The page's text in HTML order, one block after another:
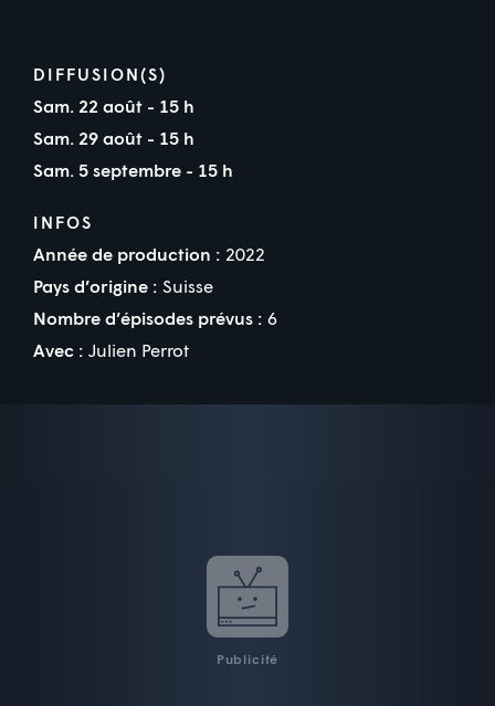
DIFFUSION(S)
Sam. 22 août - 15 h
Sam. 29 août - 15 h
Sam. 5 septembre - 15 h
INFOS
Année de production : 2022
Pays d’origine : Suisse
Nombre d’épisodes prévus : 6
Avec : Julien Perrot
Publicité